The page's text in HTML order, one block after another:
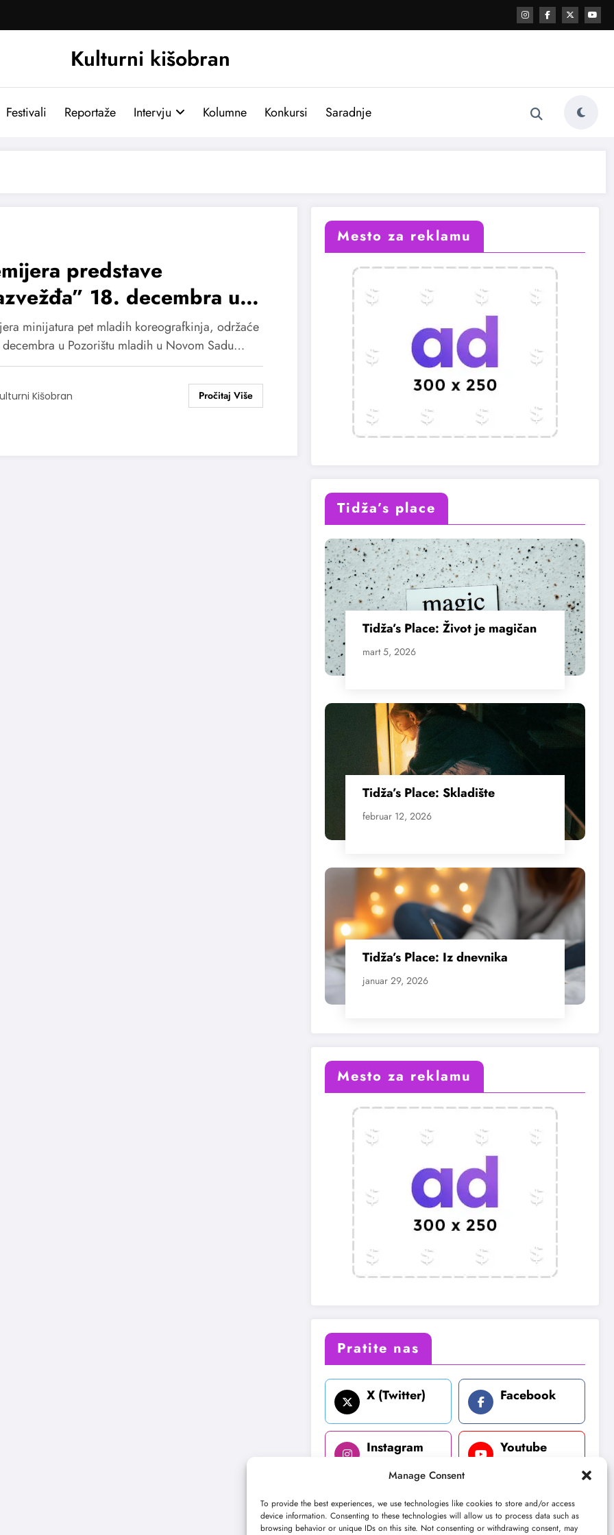
Manage Consent
To provide the best experiences, we use technologies like cookies to store and/or access
device information. Consenting to these technologies will allow us to process data such as
browsing behavior or unique IDs on this site. Not consenting or withdrawing consent, may
Kulturni kišobran
Festivali Reportaže Intervju Kolumne Konkursi Saradnje
predstave
18. decembra u
mladih
minijatura pet mladih koreografkinja, održaće
decembra u Pozorištu mladih u Novom Sadu…
Kišobran
Mesto za reklamu
Tidža’s place
Tidža’s Place: Život je magičan
mart 5, 2026
Tidža’s Place: Skladište
februar 12, 2026
Tidža’s Place: Iz dnevnika
januar 29, 2026
Mesto za reklamu
Pratite nas
X (Twitter) Facebook
Instagram Youtube
LinkedIn